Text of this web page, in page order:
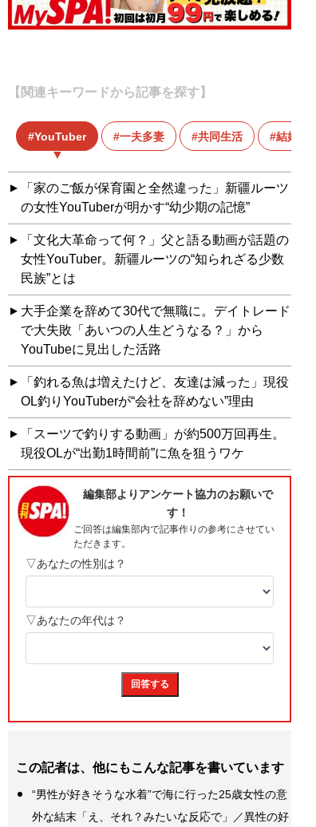
【関連キーワードから記事を探す】
YouTuber 一夫多妻 共同生活 結婚
「家のご飯が保育園と全然違った」新疆ルーツ
の女性YouTuberが明かす“幼少期の記憶”
「文化大革命って何？」父と語る動画が話題の
女性YouTuber。新疆ルーツの“知られざる少数
民族”とは
大手企業を辞めて30代で無職に。デイトレード
で大失敗「あいつの人生どうなる？」から
YouTubeに見出した活路
「釣れる魚は増えたけど、友達は減った」現役
OL釣りYouTuberが“会社を辞めない”理由
「スーツで釣りする動画」が約500万回再生。
現役OLが“出勤1時間前”に魚を狙うワケ
この記者は、他にもこんな記事を書いています
“男性が好きそうな水着”で海に行った25歳女性の意
外な結末「え、それ？みたいな反応で」／異性の好